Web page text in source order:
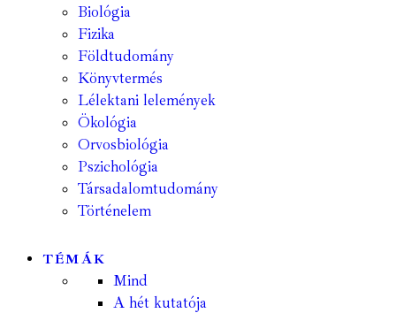
Biológia
Fizika
Földtudomány
Könyvtermés
Lélektani lelemények
Ökológia
Orvosbiológia
Pszichológia
Társadalomtudomány
Történelem
TÉMÁK
Mind
A hét kutatója